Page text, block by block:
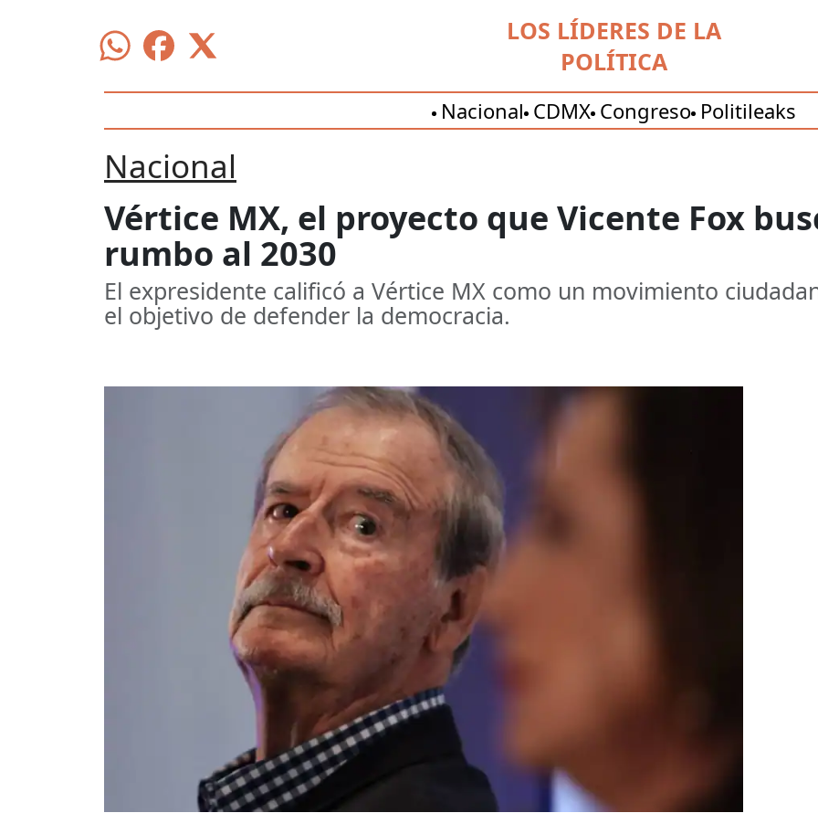
LOS LÍDERES DE LA
POLÍTICA
Nacional CDMX Congreso Politileaks
Nacional
Vértice MX, el proyecto que Vicente Fox
rumbo al 2030
El expresidente calificó a Vértice MX como un movimiento
el objetivo de defender la democracia.